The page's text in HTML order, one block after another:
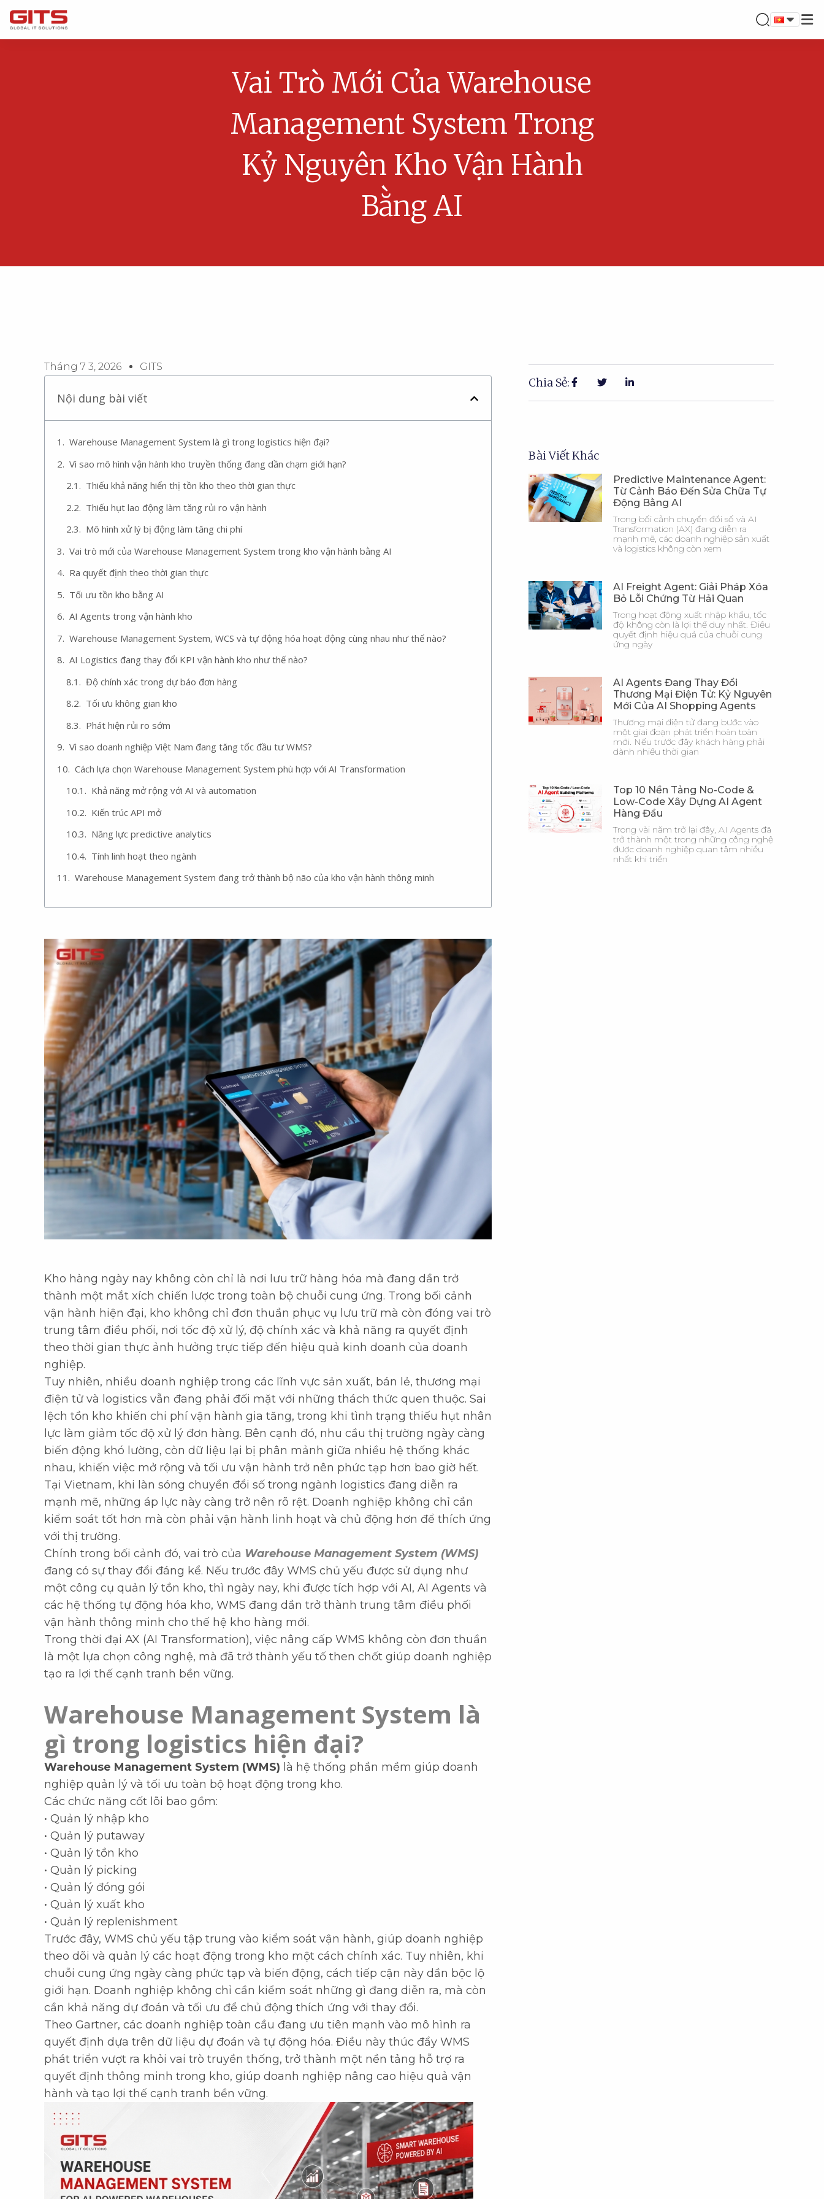
Vai Trò Mới Của Warehouse
Management System Trong
Kỷ Nguyên Kho Vận Hành
Bằng AI
Tháng 7 3, 2026 GITS
Nội dung bài viết
Warehouse Management System là gì trong logistics hiện đại?
Vì sao mô hình vận hành kho truyền thống đang dần chạm giới hạn?
Thiếu khả năng hiển thị tồn kho theo thời gian thực
Thiếu hụt lao động làm tăng rủi ro vận hành
Mô hình xử lý bị động làm tăng chi phí
Vai trò mới của Warehouse Management System trong kho vận hành bằng AI
Ra quyết định theo thời gian thực
Tối ưu tồn kho bằng AI
AI Agents trong vận hành kho
Warehouse Management System, WCS và tự động hóa hoạt động cùng nhau như thế nào?
AI Logistics đang thay đổi KPI vận hành kho như thế nào?
Độ chính xác trong dự báo đơn hàng
Tối ưu không gian kho
Phát hiện rủi ro sớm
Vì sao doanh nghiệp Việt Nam đang tăng tốc đầu tư WMS?
Cách lựa chọn Warehouse Management System phù hợp với AI Transformation
Khả năng mở rộng với AI và automation
Kiến trúc API mở
Năng lực predictive analytics
Tính linh hoạt theo ngành
Warehouse Management System đang trở thành bộ não của kho vận hành thông minh
Kho hàng ngày nay không còn chỉ là nơi lưu trữ hàng hóa mà đang dần trở
thành một mắt xích chiến lược trong toàn bộ chuỗi cung ứng. Trong bối cảnh
vận hành hiện đại, kho không chỉ đơn thuần phục vụ lưu trữ mà còn đóng vai trò
trung tâm điều phối, nơi tốc độ xử lý, độ chính xác và khả năng ra quyết định
theo thời gian thực ảnh hưởng trực tiếp đến hiệu quả kinh doanh của doanh
nghiệp.
Tuy nhiên, nhiều doanh nghiệp trong các lĩnh vực sản xuất, bán lẻ, thương mại
điện tử và logistics vẫn đang phải đối mặt với những thách thức quen thuộc. Sai
lệch tồn kho khiến chi phí vận hành gia tăng, trong khi tình trạng thiếu hụt nhân
lực làm giảm tốc độ xử lý đơn hàng. Bên cạnh đó, nhu cầu thị trường ngày càng
biến động khó lường, còn dữ liệu lại bị phân mảnh giữa nhiều hệ thống khác
nhau, khiến việc mở rộng và tối ưu vận hành trở nên phức tạp hơn bao giờ hết.
Tại Vietnam, khi làn sóng chuyển đổi số trong ngành logistics đang diễn ra
mạnh mẽ, những áp lực này càng trở nên rõ rệt. Doanh nghiệp không chỉ cần
kiểm soát tốt hơn mà còn phải vận hành linh hoạt và chủ động hơn để thích ứng
với thị trường.
Chính trong bối cảnh đó, vai trò của Warehouse Management System (WMS)
đang có sự thay đổi đáng kể. Nếu trước đây WMS chủ yếu được sử dụng như
một công cụ quản lý tồn kho, thì ngày nay, khi được tích hợp với AI, AI Agents và
các hệ thống tự động hóa kho, WMS đang dần trở thành trung tâm điều phối
vận hành thông minh cho thế hệ kho hàng mới.
Trong thời đại AX (AI Transformation), việc nâng cấp WMS không còn đơn thuần
là một lựa chọn công nghệ, mà đã trở thành yếu tố then chốt giúp doanh nghiệp
tạo ra lợi thế cạnh tranh bền vững.
Warehouse Management System là
gì trong logistics hiện đại?
Warehouse Management System (WMS) là hệ thống phần mềm giúp doanh
nghiệp quản lý và tối ưu toàn bộ hoạt động trong kho.
Các chức năng cốt lõi bao gồm:
• Quản lý nhập kho
• Quản lý putaway
• Quản lý tồn kho
• Quản lý picking
• Quản lý đóng gói
• Quản lý xuất kho
• Quản lý replenishment
Trước đây, WMS chủ yếu tập trung vào kiểm soát vận hành, giúp doanh nghiệp
theo dõi và quản lý các hoạt động trong kho một cách chính xác. Tuy nhiên, khi
chuỗi cung ứng ngày càng phức tạp và biến động, cách tiếp cận này dần bộc lộ
giới hạn. Doanh nghiệp không chỉ cần kiểm soát những gì đang diễn ra, mà còn
cần khả năng dự đoán và tối ưu để chủ động thích ứng với thay đổi.
Theo Gartner, các doanh nghiệp toàn cầu đang ưu tiên mạnh vào mô hình ra
quyết định dựa trên dữ liệu dự đoán và tự động hóa. Điều này thúc đẩy WMS
phát triển vượt ra khỏi vai trò truyền thống, trở thành một nền tảng hỗ trợ ra
quyết định thông minh trong kho, giúp doanh nghiệp nâng cao hiệu quả vận
hành và tạo lợi thế cạnh tranh bền vững.
Chia Sẻ:
Bài Viết Khác
Predictive Maintenance Agent:
Từ Cảnh Báo Đến Sửa Chữa Tự
Động Bằng AI
Trong bối cảnh chuyển đổi số và AI
Transformation (AX) đang diễn ra
mạnh mẽ, các doanh nghiệp sản xuất
và logistics không còn xem
AI Freight Agent: Giải Pháp Xóa
Bỏ Lỗi Chứng Từ Hải Quan
Trong hoạt động xuất nhập khẩu, tốc
độ không còn là lợi thế duy nhất. Điều
quyết định hiệu quả của chuỗi cung
ứng ngày
AI Agents Đang Thay Đổi
Thương Mại Điện Tử: Kỷ Nguyên
Mới Của AI Shopping Agents
Thương mại điện tử đang bước vào
một giai đoạn phát triển hoàn toàn
mới. Nếu trước đây khách hàng phải
dành nhiều thời gian
Top 10 Nền Tảng No-Code &
Low-Code Xây Dựng AI Agent
Hàng Đầu
Trong vài năm trở lại đây, AI Agents đã
trở thành một trong những công nghệ
được doanh nghiệp quan tâm nhiều
nhất khi triển